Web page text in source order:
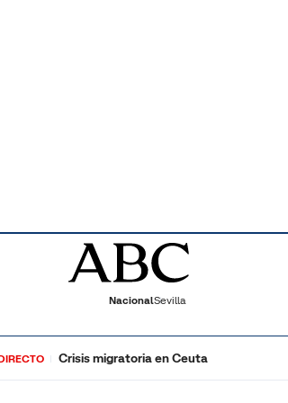
NacionalSevilla
Crisis migratoria en Ceuta